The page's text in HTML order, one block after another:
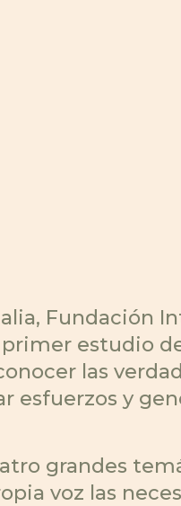
Fundación
estudio
las
esfuerzos y
grandes
voz las